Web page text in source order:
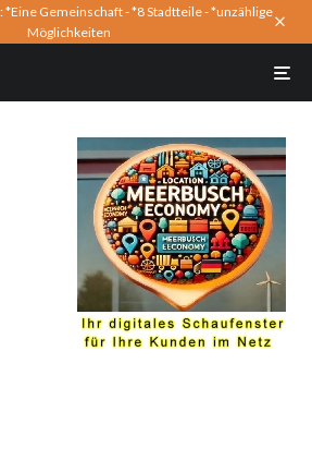
*Eine Gemeinschaft - *8 Stadtteile - *unzählige
Möglichkeiten